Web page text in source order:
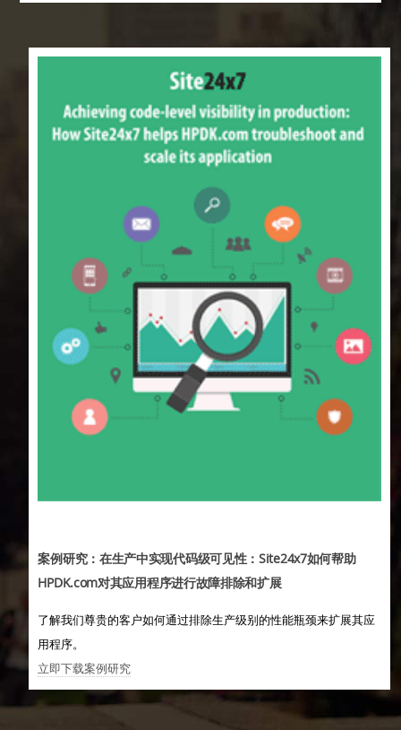
案例研究：在生产中实现代码级可见性：Site24x7如何帮助
HPDK.com对其应用程序进行故障排除和扩展
了解我们尊贵的客户如何通过排除生产级别的性能瓶颈来扩展其应
用程序。
立即下载案例研究